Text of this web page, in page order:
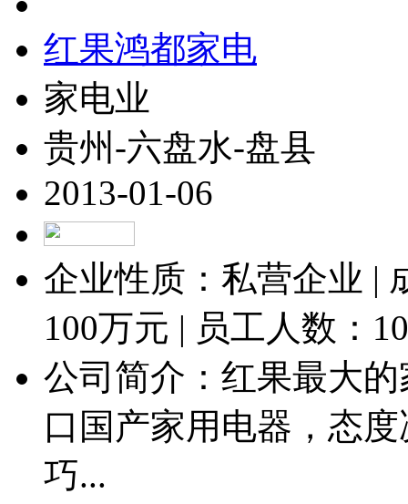
红果鸿都家电
家电业
贵州-六盘水-盘县
2013-01-06
企业性质：私营企业 |
100万元 | 员工人数：
公司简介：红果最大
口国产家用电器，态
巧...